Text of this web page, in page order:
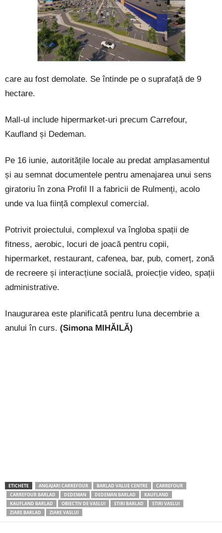
care au fost demolate. Se întinde pe o suprafață de 9
hectare.
Mall-ul include hipermarket-uri precum Carrefour,
Kaufland și Dedeman.
Pe 16 iunie, autoritățile locale au predat amplasamentul
și au semnat documentele pentru amenajarea unui sens
giratoriu în zona Profil II a fabricii de Rulmenți, acolo
unde va lua ființă complexul comercial.
Potrivit proiectului, complexul va îngloba spații de
fitness, aerobic, locuri de joacă pentru copii,
hipermarket, restaurant, cafenea, bar, pub, comerț, zonă
de recreere și interacțiune socială, proiecție video, spații
administrative.
Inaugurarea este planificată pentru luna decembrie a
anului în curs. (Simona MIHĂILĂ)
ETICHETE ANGAJARI CARREFOUR BARLAD VALUE CENTRE
CARREFOUR
CARREFOUR BARLAD
DEDEMAN DEDEMAN BARLAD
KAUFLAND
KAUFLAND BARLAD
OBIECTIV DE VASLUI STIRI BARLAD
STIRI VASLUI
ZIARE BARLAD
ZIARE VASLUI